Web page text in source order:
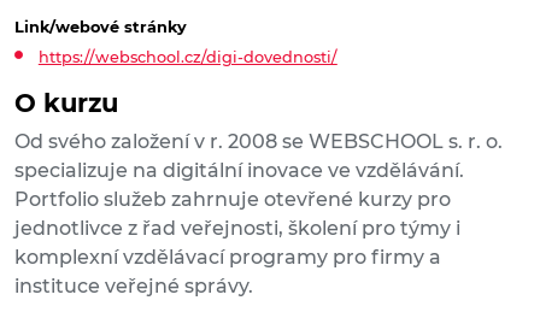
O kurzu
Od svého založení v r. 2008 se WEBSCHOOL s. r. o.
specializuje na digitální inovace ve vzdělávání.
Portfolio služeb zahrnuje otevřené kurzy pro
jednotlivce z řad veřejnosti, školení pro týmy i
komplexní vzdělávací programy pro firmy a
instituce veřejné správy.
Link/webové stránky
https://webschool.cz/digi-dovednosti/